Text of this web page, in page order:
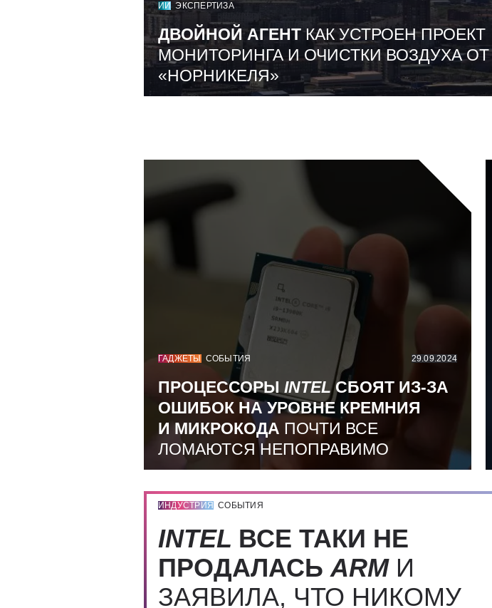
ИИ ЭКСПЕРТИЗА
ДВОЙНОЙ АГЕНТКАК УСТРОЕН ПРОЕКТ
МОНИТОРИНГА И ОЧИСТКИ ВОЗДУХА ОТ
«НОРНИКЕЛЯ»
ГАДЖЕТЫ СОБЫТИЯ 29.09.2024
ПРОЦЕССОРЫ INTELСБОЯТ ИЗ-ЗА
ОШИБОК НА УРОВНЕ КРЕМНИЯ
И МИКРОКОДА ПОЧТИ ВСЕ
ЛОМАЮТСЯ НЕПОПРАВИМО
ИНДУСТРИЯ СОБЫТИЯ
INTEL ВСЕ ТАКИ НЕ
ПРОДАЛАСЬ ARMИ
ЗАЯВИЛА, ЧТО НИКОМУ